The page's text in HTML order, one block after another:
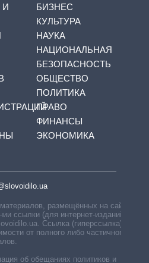
И
БИЗНЕС
КУЛЬТУРА
НАУКА
НАЦИОНАЛЬНАЯ
БЕЗОПАСНОСТЬ
ОБЩЕСТВО
ПОЛИТИКА
ПРАВО
ФИНАНСЫ
ЭКОНОМИКА
размещённых на сайте,
ссылки (для интернет-изданий —
Ссылка (гиперссылка)
от полного либо частичного
об обещаниях политиков и